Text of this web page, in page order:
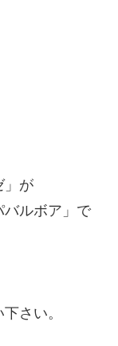
」が
バルボア」で
さい。